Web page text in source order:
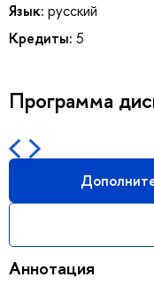
Язык: русский
Кредиты: 5
Программа
Аннотация